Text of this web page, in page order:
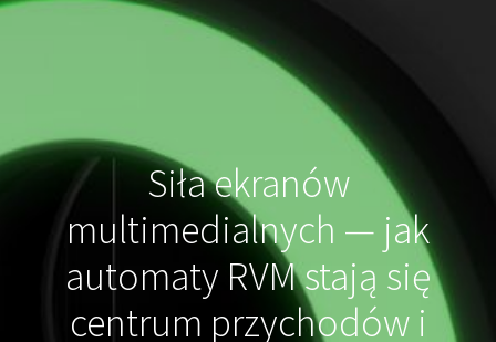
Siła ekranów
multimedialnych — jak
automaty RVM stają się
centrum przychodów i